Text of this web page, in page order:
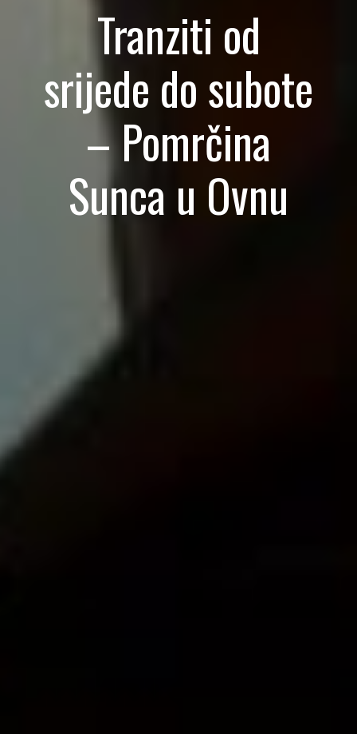
Tranziti od
srijede do subote
– Pomrčina
Sunca u Ovnu